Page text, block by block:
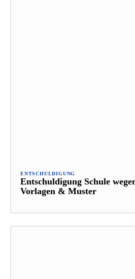
ENTSCHULDIGUNG
Entschuldigung Schule
Vorlagen & Muster